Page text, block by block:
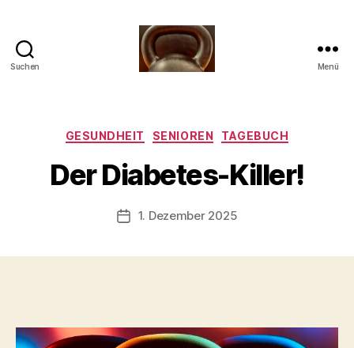
Suchen
der
Menü
Kategorien
GESUNDHEIT SENIOREN TAGEBUCH
Der Diabetes-Killer!
Beitragsautor
o
b
-
s
c
o
Beitragsdatum
1. Dezember 2025